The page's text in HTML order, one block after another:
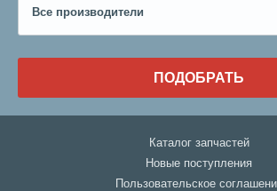
Все производители
ПОДОБРАТЬ
Каталог запчастей
Новые поступления
Пользовательское